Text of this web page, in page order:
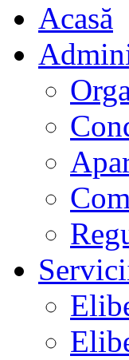
Acasă